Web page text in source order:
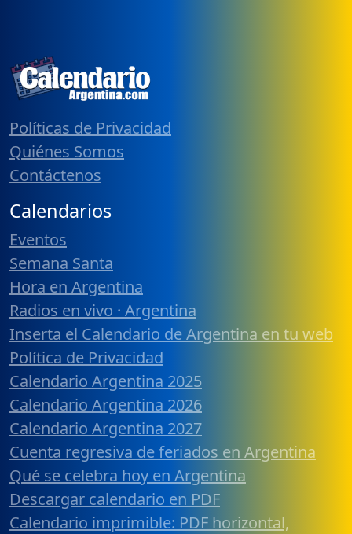
Políticas de Privacidad
Quiénes Somos
Contáctenos
Calendarios
Eventos
Semana Santa
Hora en Argentina
Radios en vivo · Argentina
Inserta el Calendario de Argentina en tu web
Política de Privacidad
Calendario Argentina 2025
Calendario Argentina 2026
Calendario Argentina 2027
Cuenta regresiva de feriados en Argentina
Qué se celebra hoy en Argentina
Descargar calendario en PDF
Calendario imprimible: PDF horizontal,